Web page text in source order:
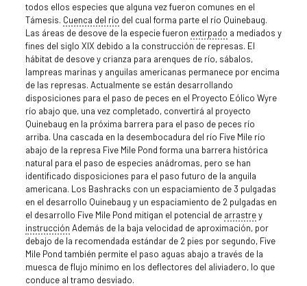
todos ellos especies que alguna vez fueron comunes en el
Támesis. Cuenca del río del cual forma parte el río Quinebaug.
Las áreas de desove de la especie fueron extirpado a mediados y
fines del siglo XIX debido a la construcción de represas. El
hábitat de desove y crianza para arenques de río, sábalos,
lampreas marinas y anguilas americanas permanece por encima
de las represas. Actualmente se están desarrollando
disposiciones para el paso de peces en el Proyecto Eólico Wyre
río abajo que, una vez completado, convertirá al proyecto
Quinebaug en la próxima barrera para el paso de peces río
arriba. Una cascada en la desembocadura del río Five Mile río
abajo de la represa Five Mile Pond forma una barrera histórica
natural para el paso de especies anádromas, pero se han
identificado disposiciones para el paso futuro de la anguila
americana. Los Bashracks con un espaciamiento de 3 pulgadas
en el desarrollo Quinebaug y un espaciamiento de 2 pulgadas en
el desarrollo Five Mile Pond mitigan el potencial de arrastrey
instrucción Además de la baja velocidad de aproximación, por
debajo de la recomendada estándar de 2 pies por segundo, Five
Mile Pond también permite el paso aguas abajo a través de la
muesca de flujo mínimo en los deflectores del aliviadero, lo que
conduce al tramo desviado.